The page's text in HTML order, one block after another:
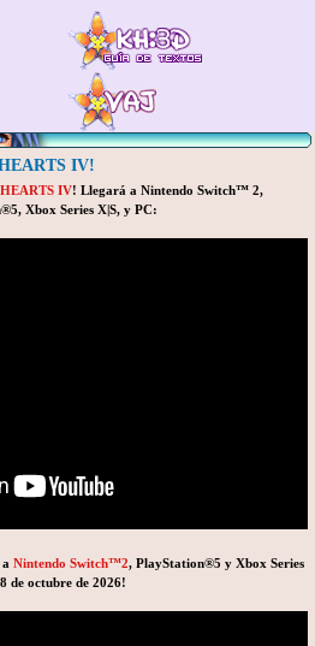
IV!
IV! Llegará a Nintendo Switch™ 2,
Xbox Series X|S, y PC:
Nintendo Switch™2, PlayStation®5 y Xbox Series
de octubre de 2026!